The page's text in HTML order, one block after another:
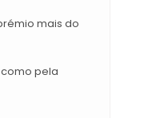
mais do
pela